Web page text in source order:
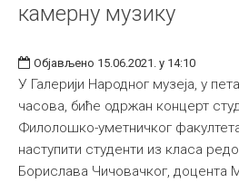
Примењена и ликовна уметност
Издаваштво
Библиотека
Међународна
камерну музику
Објављено 15.06.2021. у 14:10
У Галерији Народног музеја, у
часова, биће одржан концерт
Филолошко-уметничког
наступити студенти из класа
Борислава Чичовачког, доцента